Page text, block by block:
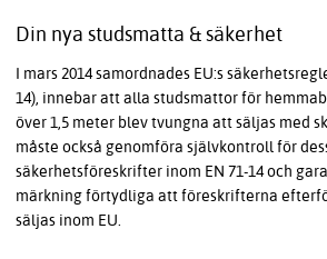
Din nya studsmatta & säkerhet
I mars 2014 samordnades EU:s
14), innebar att alla studsmattor för
över 1,5 meter blev tvungna att säljas med
måste också genomföra självkontroll för
säkerhetsföreskrifter inom EN 71-14 och
märkning förtydliga att föreskrifterna
säljas inom EU.